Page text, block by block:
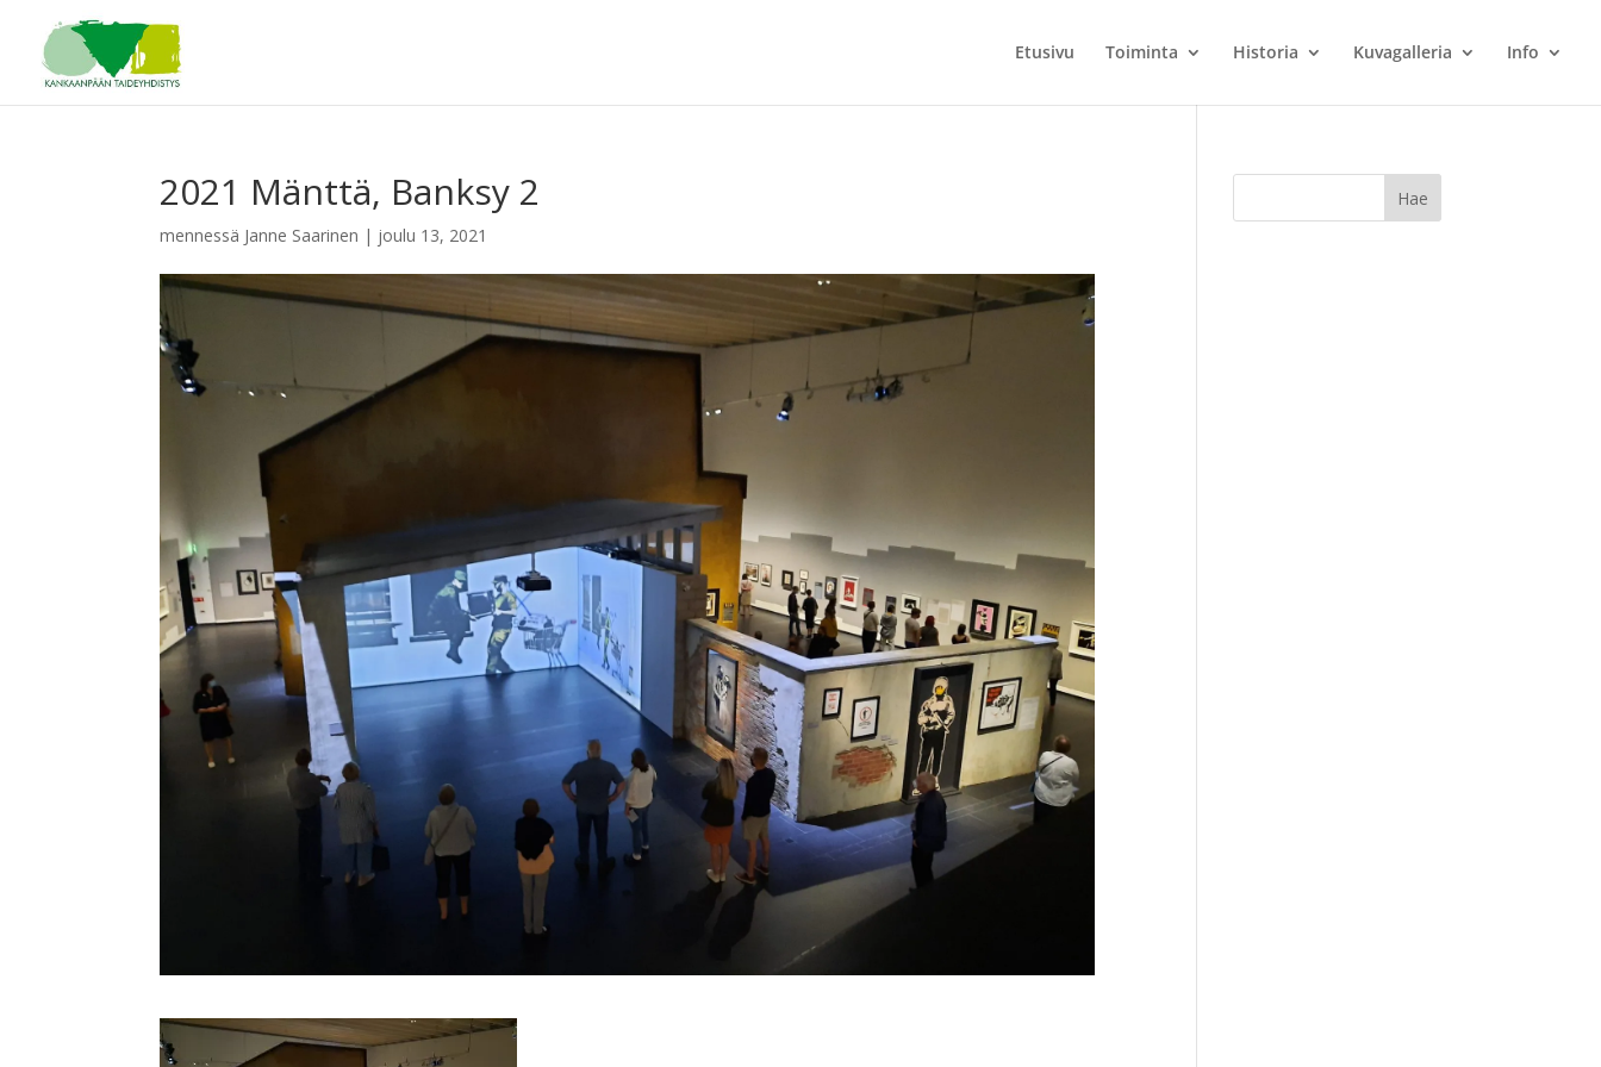
Etusivu Toiminta Historia Kuvagalleria Info
2021 Mänttä, Banksy 2
mennessä Janne Saarinen | joulu 13, 2021